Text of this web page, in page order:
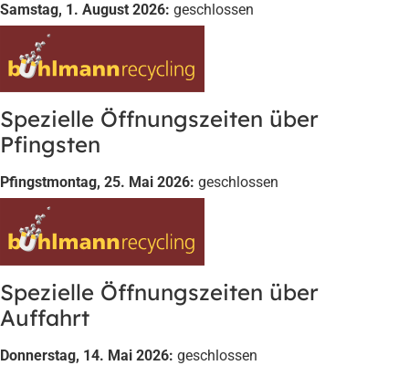
Samstag, 1. August 2026: geschlossen
Spezielle Öffnungszeiten über
Pfingsten
Pfingstmontag, 25. Mai 2026: geschlossen
Spezielle Öffnungszeiten über
Auffahrt
Donnerstag, 14. Mai 2026: geschlossen